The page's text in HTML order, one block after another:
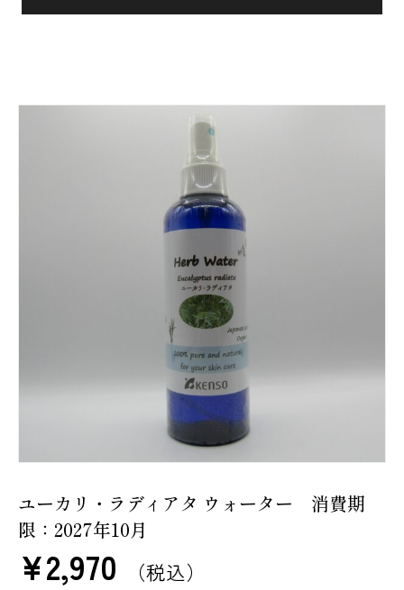
ユーカリ・ラディアタ ウォーター 消費期
限：2027年10月
¥2,970 （税込）